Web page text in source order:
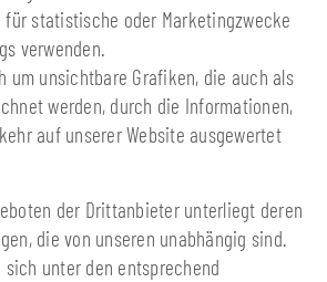
statistische oder Marketingzwecke
verwenden.
um unsichtbare Grafiken, die auch als
werden, durch die Informationen,
auf unserer Website ausgewertet
der Drittanbieter unterliegt deren
die von unseren unabhängig sind.
unter den entsprechend